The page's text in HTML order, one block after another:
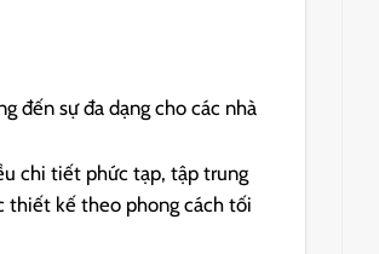
đến sự đa dạng cho các nhà
chi tiết phức tạp, tập trung
thiết kế theo phong cách tối